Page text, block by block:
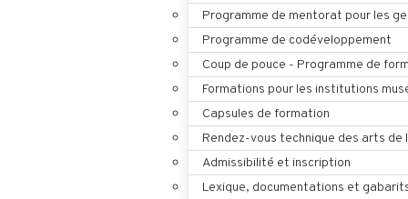
Programme de mentorat pour les
Programme de codéveloppement
Coup de pouce - Programme de
Formations pour les institutions
Capsules de formation
Rendez-vous technique des arts
Admissibilité et inscription
Lexique, documentations et